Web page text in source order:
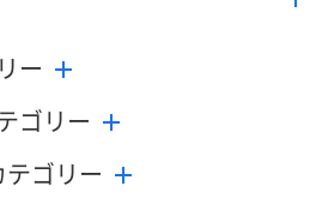
ー
ゴリー
テゴリー